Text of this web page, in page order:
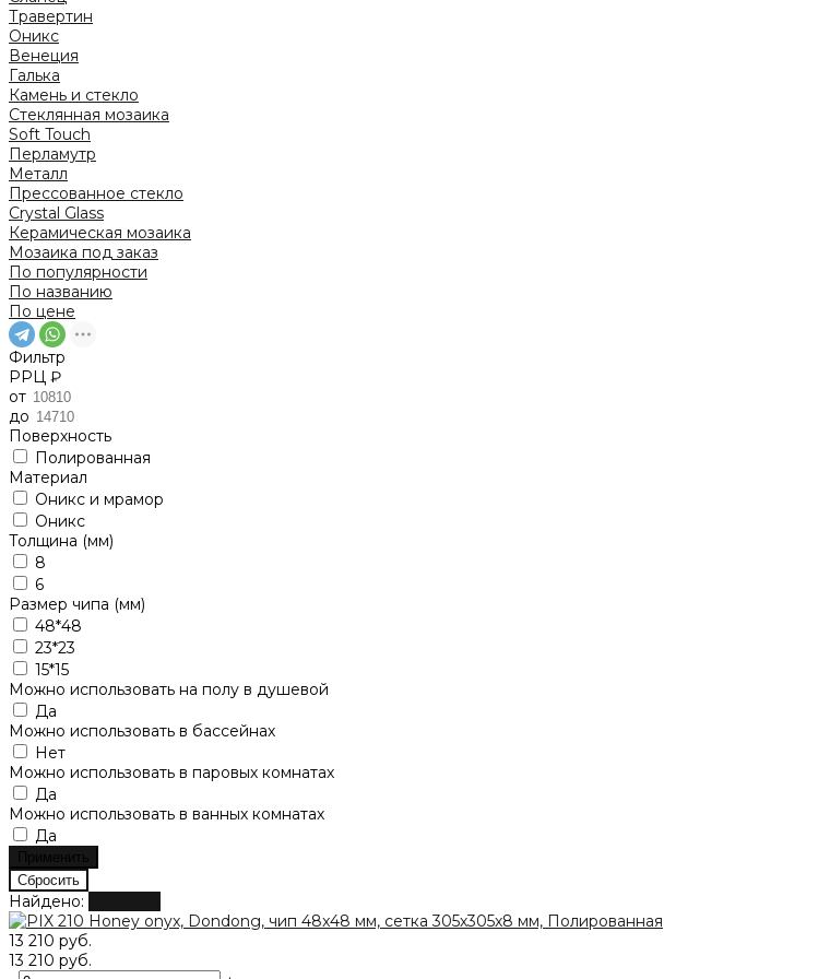
Травертин
Оникс
Венеция
Галька
Камень и стекло
Стеклянная мозаика
Soft Touch
Перламутр
Металл
Прессованное стекло
Crystal Glass
Керамическая мозаика
Мозаика под заказ
По популярности
По названию
По цене
Фильтр
РРЦ ₽
от
до
Поверхность
Полированная
Материал
Оникс и мрамор
Оникс
Толщина (мм)
8
6
Размер чипа (мм)
48*48
23*23
15*15
Можно использовать на полу в душевой
Да
Можно использовать в бассейнах
Нет
Можно использовать в паровых комнатах
Да
Можно использовать в ванных комнатах
Да
Найдено:
13 210 руб.
13 210 руб.